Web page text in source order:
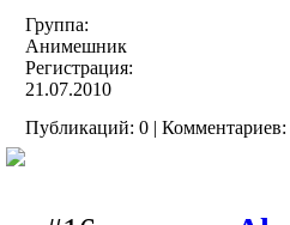
Группа:
Анимешник
Регистрация:
21.07.2010
Публикаций: 0 | Комментариев: